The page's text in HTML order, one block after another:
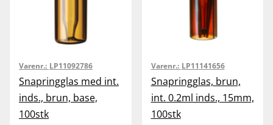
Varenr.: LP11092786
Snapringglas med int.
inds., brun, base,
100stk
Varenr.: LP11141656
Snapringglas, brun,
int. 0.2ml inds., 15mm,
100stk